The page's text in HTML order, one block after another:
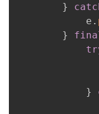
}
            e
.
}
}